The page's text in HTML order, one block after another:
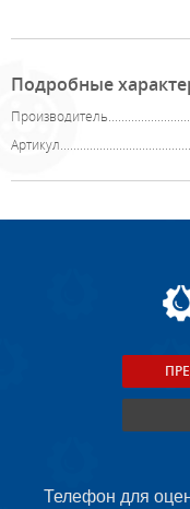
Подробные
Производитель
Артикул
Телефон для